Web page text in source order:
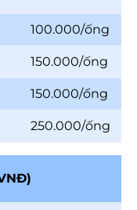
100.000/ống
150.000/ống
150.000/ống
250.000/ống